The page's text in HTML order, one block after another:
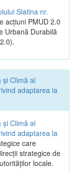
Slatina nr.
acțiuni PMUD 2.0
Urbană Durabilă
şi Climă al
adaptarea la
şi Climă al
adaptarea la
care
strategice de
locale.